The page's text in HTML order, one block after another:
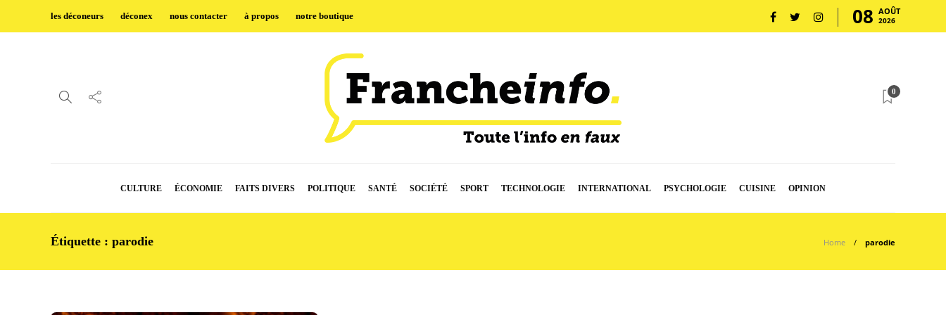
les déconeurs déconex nous contacter à propos notre boutique 08 AOÛT
2026
0
CULTURE ÉCONOMIE FAITS DIVERS POLITIQUE SANTÉ SOCIÉTÉ SPORT TECHNOLOGIE INTERNATIONAL PSYCHOLOGIE CUISINE OPINION
Étiquette : parodie Home parodie